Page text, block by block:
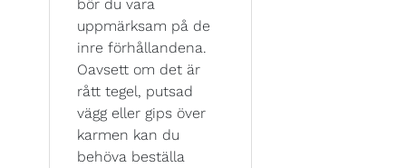
bör du vara
uppmärksam på de
inre förhållandena.
Oavsett om det är
rått tegel, putsad
vägg eller gips över
karmen kan du
behöva beställa